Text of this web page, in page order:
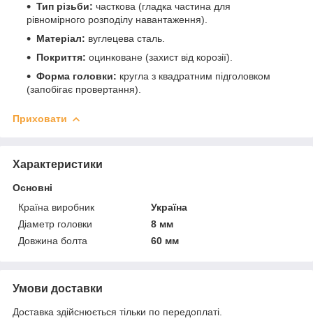
Тип різьби: часткова (гладка частина для
рівномірного розподілу навантаження).
Матеріал: вуглецева сталь.
Покриття: оцинковане (захист від корозії).
Форма головки: кругла з квадратним підголовком
(запобігає провертання).
Приховати
Характеристики
Основні
Країна виробник
Україна
Діаметр головки
8 мм
Довжина болта
60 мм
Умови доставки
Доставка здійснюється тільки по передоплаті.